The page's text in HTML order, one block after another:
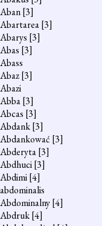
Aban[3]
Abartarea[3]
Abarys [3]
Abas [3]
Abass
Abaz[3]
Abazi
Abba[3]
Abcas [3]
Abdank[3]
Abdankować [3]
Abderyta[3]
Abdhuci[3]
Abdimi[4]
abdominalis
Abdominalny[4]
Abdruk[4]